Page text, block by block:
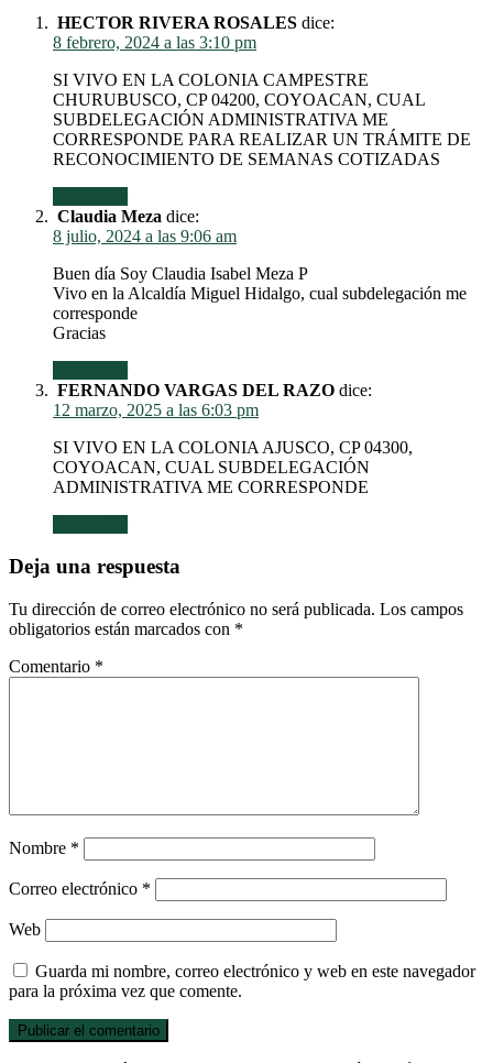
HECTOR RIVERA ROSALES dice:
8 febrero, 2024 a las 3:10 pm
SI VIVO EN LA COLONIA CAMPESTRE
CHURUBUSCO, CP 04200, COYOACAN, CUAL
SUBDELEGACIÓN ADMINISTRATIVA ME
CORRESPONDE PARA REALIZAR UN TRÁMITE DE
RECONOCIMIENTO DE SEMANAS COTIZADAS
Claudia Meza dice:
8 julio, 2024 a las 9:06 am
Buen día Soy Claudia Isabel Meza P
Vivo en la Alcaldía Miguel Hidalgo, cual subdelegación me
corresponde
Gracias
FERNANDO VARGAS DEL RAZO dice:
12 marzo, 2025 a las 6:03 pm
SI VIVO EN LA COLONIA AJUSCO, CP 04300,
COYOACAN, CUAL SUBDELEGACIÓN
ADMINISTRATIVA ME CORRESPONDE
Deja una respuesta
Tu dirección de correo electrónico no será publicada. Los campos
obligatorios están marcados con *
Comentario *
Nombre *
Correo electrónico *
Web
Guarda mi nombre, correo electrónico y web en este navegador
para la próxima vez que comente.